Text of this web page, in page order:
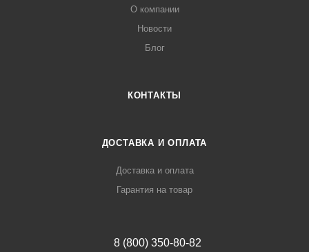
О компании
Новости
Блог
КОНТАКТЫ
ДОСТАВКА И ОПЛАТА
Доставка и оплата
Гарантия на товар
8 (800) 350-80-82